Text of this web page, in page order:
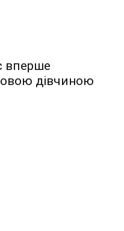
вперше
дівчиною